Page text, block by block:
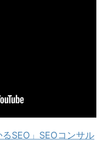
るSEO」SEOコンサル